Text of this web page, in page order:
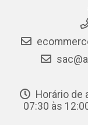
Horário de
07:30 às